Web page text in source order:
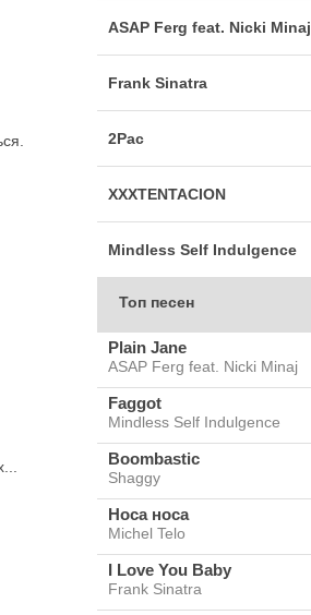
ASAP Ferg feat. Nicki Minaj
Frank Sinatra
2Pac
XXXTENTACION
Mindless Self Indulgence
Топ песен
Plain Jane
ASAP Ferg feat. Nicki Minaj
Faggot
Mindless Self Indulgence
Boombastic
Shaggy
Носа носа
Michel Telo
I Love You Baby
Frank Sinatra